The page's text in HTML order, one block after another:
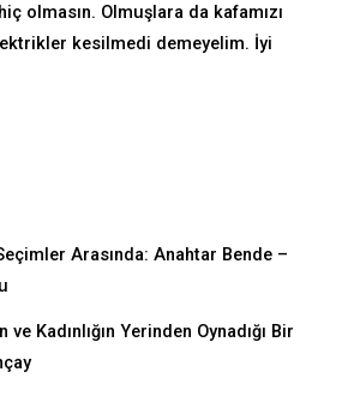
olmasın. Olmuşlara da kafamızı
kesilmedi demeyelim. İyi
Arasında: Anahtar Bende –
ve Kadınlığın Yerinden Oynadığı Bir